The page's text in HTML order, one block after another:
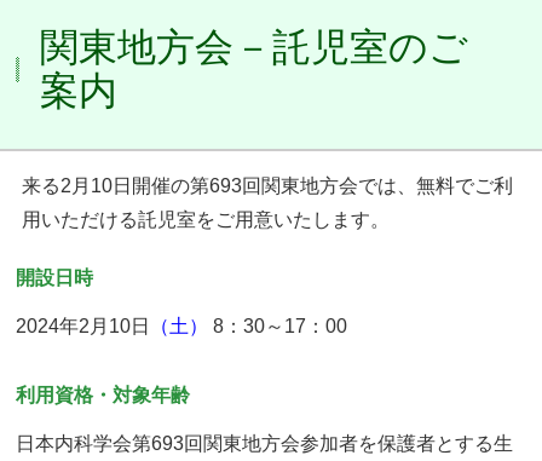
関東地方会－託児室のご
案内
来る2月10日開催の第693回関東地方会では、無料でご利
用いただける託児室をご用意いたします。
開設日時
2024年2月10日 （土） 8：30～17：00
利用資格・対象年齢
日本内科学会第693回関東地方会参加者を保護者とする生